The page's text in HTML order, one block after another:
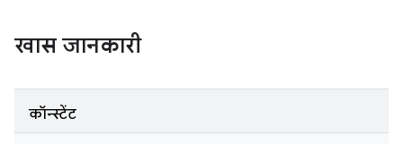
खास जानकारी
कॉन्स्टेंट